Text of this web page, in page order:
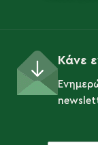
Κάνε